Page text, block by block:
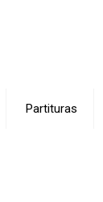
Partituras